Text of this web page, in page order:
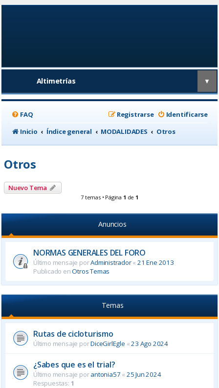
Altimetrías ▼
FAQ Identificarse
Registrarse
Inicio
Índice general MODALIDADES Otros
Otros
Nuevo Tema
7 temas • Página 1 de 1
Anuncios
NORMAS GENERALES DEL FORO
Último mensaje porAdministrador«21 Ene 2013
Publicado enOtros Temas
Temas
Rutas de cicloturismo
Último mensaje porDiceGirlEgle «23 Ago 2024
¿Sabes que es el trial?
Último mensaje porantonia57 « 25 Jun 2024
Respuestas: 1